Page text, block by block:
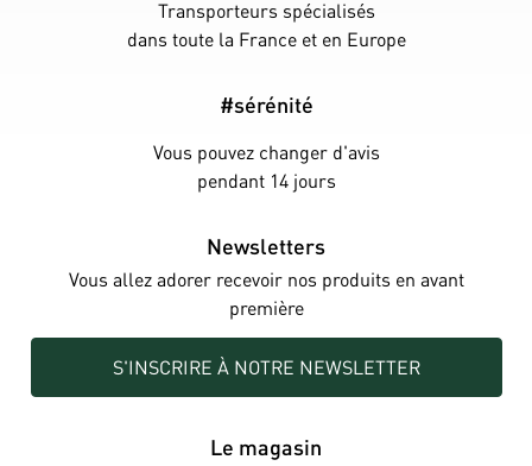
Transporteurs spécialisés
dans toute la France et en Europe
#sérénité
Vous pouvez changer d'avis
pendant 14 jours
Newsletters
Vous allez adorer recevoir nos produits en avant
première
S'INSCRIRE À NOTRE NEWSLETTER
Le magasin